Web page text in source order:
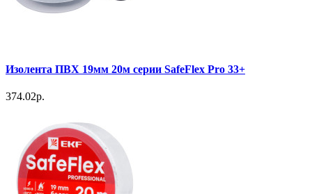
Изолента ПВХ 19мм 20м серии SafeFlex Pro 33+
374.02р.